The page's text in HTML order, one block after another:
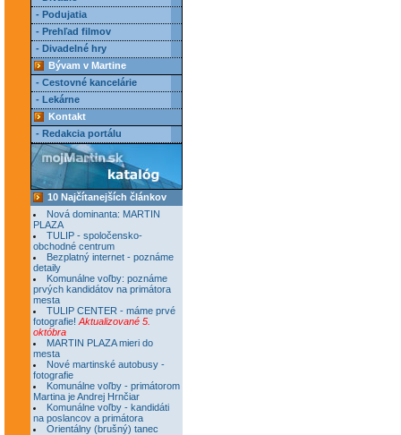
- Podujatia
- Prehľad filmov
- Divadelné hry
Bývam v Martine
- Cestovné kancelárie
- Lekárne
Kontakt
- Redakcia portálu
10 Najčítanejších článkov
Nová dominanta: MARTIN
PLAZA
TULIP - spoločensko-
obchodné centrum
Bezplatný internet - poznáme
detaily
Komunálne voľby: poznáme
prvých kandidátov na primátora
mesta
TULIP CENTER - máme prvé
fotografie! Aktualizované 5.
októbra
MARTIN PLAZA mieri do
mesta
Nové martinské autobusy -
fotografie
Komunálne voľby - primátorom
Martina je Andrej Hrnčiar
Komunálne voľby - kandidáti
na poslancov a primátora
Orientálny (brušný) tanec